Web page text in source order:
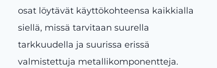
osat löytävät käyttökohteensa kaikkialla
siellä, missä tarvitaan suurella
tarkkuudella ja suurissa erissä
valmistettuja metallikomponentteja.